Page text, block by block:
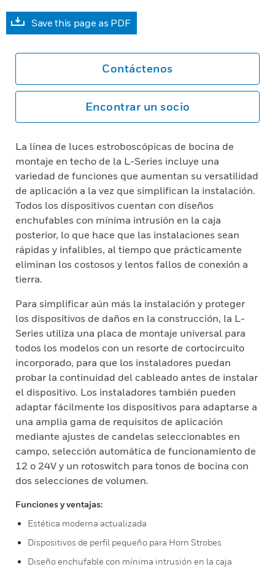
Save this page as PDF
Contáctenos
Encontrar un socio
La línea de luces estroboscópicas de bocina de
montaje en techo de la L-Series incluye una
variedad de funciones que aumentan su versatilidad
de aplicación a la vez que simplifican la instalación.
Todos los dispositivos cuentan con diseños
enchufables con mínima intrusión en la caja
posterior, lo que hace que las instalaciones sean
rápidas y infalibles, al tiempo que prácticamente
eliminan los costosos y lentos fallos de conexión a
tierra.
Para simplificar aún más la instalación y proteger
los dispositivos de daños en la construcción, la L-
Series utiliza una placa de montaje universal para
todos los modelos con un resorte de cortocircuito
incorporado, para que los instaladores puedan
probar la continuidad del cableado antes de instalar
el dispositivo. Los instaladores también pueden
adaptar fácilmente los dispositivos para adaptarse a
una amplia gama de requisitos de aplicación
mediante ajustes de candelas seleccionables en
campo, selección automática de funcionamiento de
12 o 24V y un rotoswitch para tonos de bocina con
dos selecciones de volumen.
Funciones y ventajas:
Estética moderna actualizada
Dispositivos de perfil pequeño para Horn Strobes
Diseño enchufable con mínima intrusión en la caja